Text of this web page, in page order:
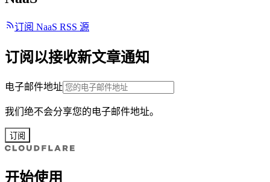
订阅 NaaS RSS 源
订阅以接收新文章通知
电子邮件地址
我们绝不会分享您的电子邮件地址。
订阅
开始使用